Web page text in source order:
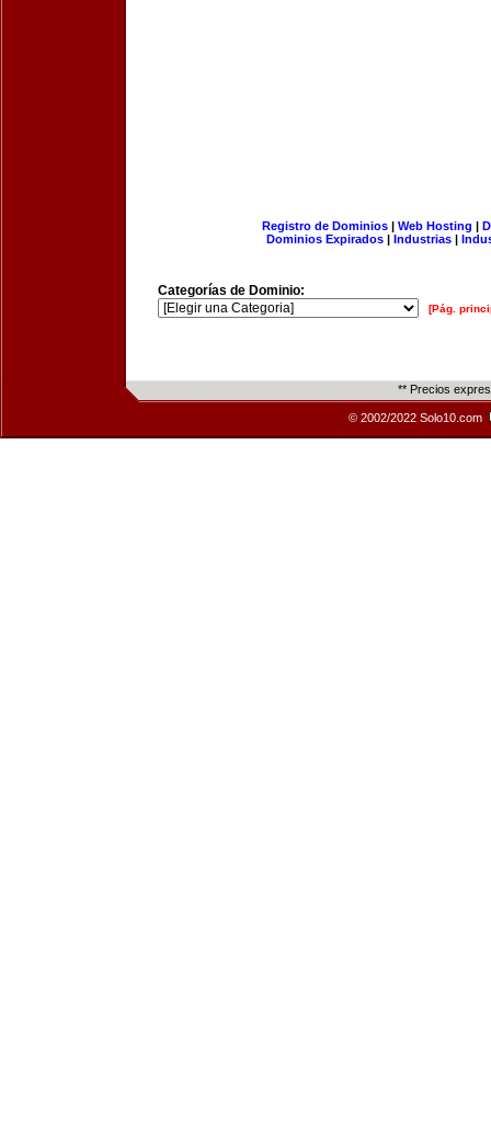
Registro de Dominios| Web Hosting |
Dominios Expirados | Industrias |
Categorías de Dominio:
[Pág.
** Precios
© 2002/2022 Solo10.com